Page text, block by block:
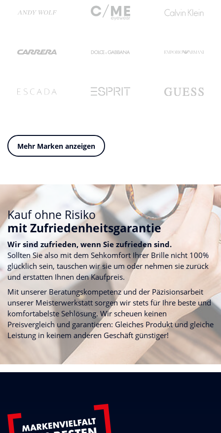
Mehr Marken anzeigen
Kauf ohne Risiko
mit Zufriedenheitsgarantie
Wir sind zufrieden, wenn Sie zufrieden sind.
Sollten Sie also mit dem Sehkomfort Ihrer Brille nicht 100%
glücklich sein, tauschen wir sie um oder nehmen sie zurück
und erstatten Ihnen den Kaufpreis.
Mit unserer Beratungskompetenz und der Päzisionsarbeit
unserer Meisterwerkstatt sorgen wir stets für Ihre beste und
komfortabelste Sehlösung. Wir scheuen keinen
Preisvergleich und garantieren: Gleiches Produkt und gleiche
Leistung in keinem anderen Geschäft günstiger!